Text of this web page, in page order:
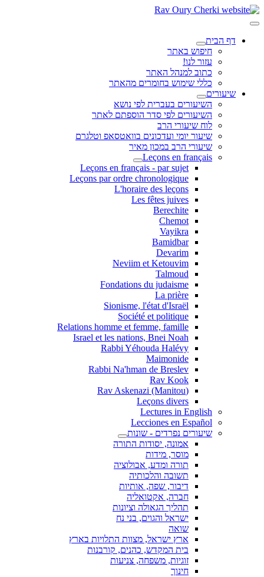
דף הבית
חיפוש באתר
עזור לנו!
כתוב למנהל האתר
כללי שימוש בחומרים מהאתר
שיעורים
השיעורים בעברית לפי נושא
השיעורים לפי סדר הוספתם לאתר
לוח שיעורי הרב
שיעור יומי ועדכונים בוואטסאפ וטלגרם
שיעורי הרב במכון מאיר
Leçons en français
Leçons en français - par sujet
Leçons par ordre chronologique
L'horaire des leçons
Les fêtes juives
Berechite
Chemot
Vayikra
Bamidbar
Devarim
Neviim et Ketouvim
Talmoud
Fondations du judaisme
La prière
Sionisme, l'état d'Israël
Société et politique
Relations homme et femme, famille
Israel et les nations, Bnei Noah
Rabbi Yéhouda Halévy
Maimonide
Rabbi Na'hman de Breslev
Rav Kook
(Rav Askenazi (Manitou
Leçons divers
Lectures in English
Lecciones en Español
שיעורים נפרדים - שונות
אמונה, יסודות התורה
מוסר, מידות
תורה ומדע, אבולוציה
תשובה והלכותיה
דיבור, שפה, אותיות
חברה, אקטואליה
תהליך הגאולה וציונות
ישראל והגוים, בני נח
שואה
ארץ ישראל, מצוות התלויות בארץ
בית המקדש, כהנים, קורבנות
זוגיות, משפחה, צניעות
חינוך